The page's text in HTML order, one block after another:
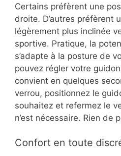
Certains préfèrent une
droite. D’autres préfèrent
légèrement plus inclinée
sportive. Pratique, la
s’adapte à la posture de
pouvez régler votre
convient en quelques
verrou, positionnez le
souhaitez et refermez le
n’est nécessaire. Rien de
Confort en toute